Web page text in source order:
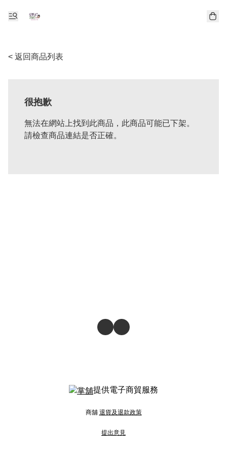
< 返回商品列表
很抱歉
無法在網站上找到此商品，此商品可能已下架。
請檢查商品連結是否正確。
提供電子商貿服務
商舖 退貨及退款政策
提出意見